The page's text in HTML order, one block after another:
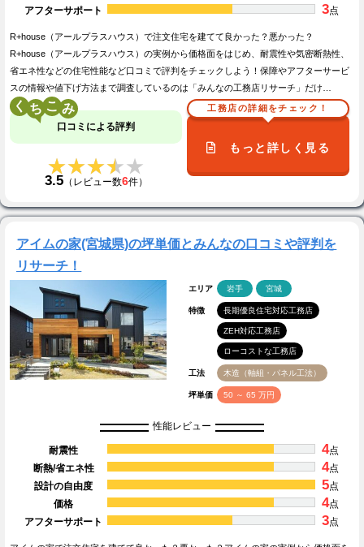
アフターサポート
3点
R+house（アールプラスハウス）で注文住宅を建てて良かった？悪かった？
R+house（アールプラスハウス）の実例から価格面をはじめ、耐震性や気密断熱性、
省エネ性などの住宅性能など口コミで評判をチェックしよう！保障やアフターサービ
スの情報や値下げ方法まで調査しているのは「みんなの工務店リサーチ」だけ…
く こ
口コミによる評判
★★★★★
★★★★★
3.5（レビュー数6件）
工務店の詳細をチェック！
もっと詳しく見る
アイムの家(宮城県)の坪単価とみんなの口コミや評判を
リサーチ！
エリア 岩手 宮城
特徴 長期優良住宅対応工務店
ZEH対応工務店
ローコストな工務店
工法 木造（軸組・パネル工法）
坪単価 50 ～ 65 万円
性能レビュー
耐震性 4点
断熱/省エネ性
4点
設計の自由度
5点
価格
4点
アフターサポート
3点